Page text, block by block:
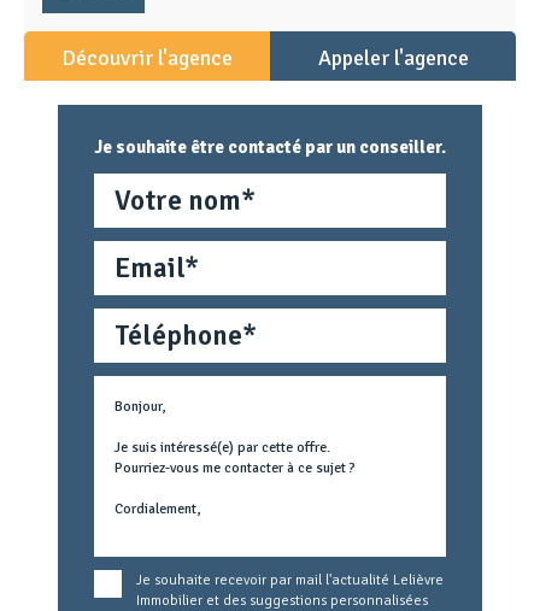
Découvrir l'agence Appeler l'agence
Je souhaite être contacté par un conseiller.
Téléphone
Métier
concerné
Je souhaite recevoir par mail l'actualité Lelièvre
Immobilier et des suggestions personnalisées